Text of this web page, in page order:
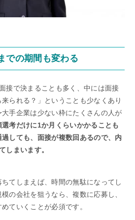
での期間も変わる
接で決まることも多く、中には面接
られる？」ということも少なくあり
手企業は少ない枠にたくさんの人が
選考だけに1か月くらいかかることも
しても、面接が複数回あるので、内
しまいます。
てしまえば、時間の無駄になってし
の会社を狙うなら、複数に応募し、
ていくことが必須です。